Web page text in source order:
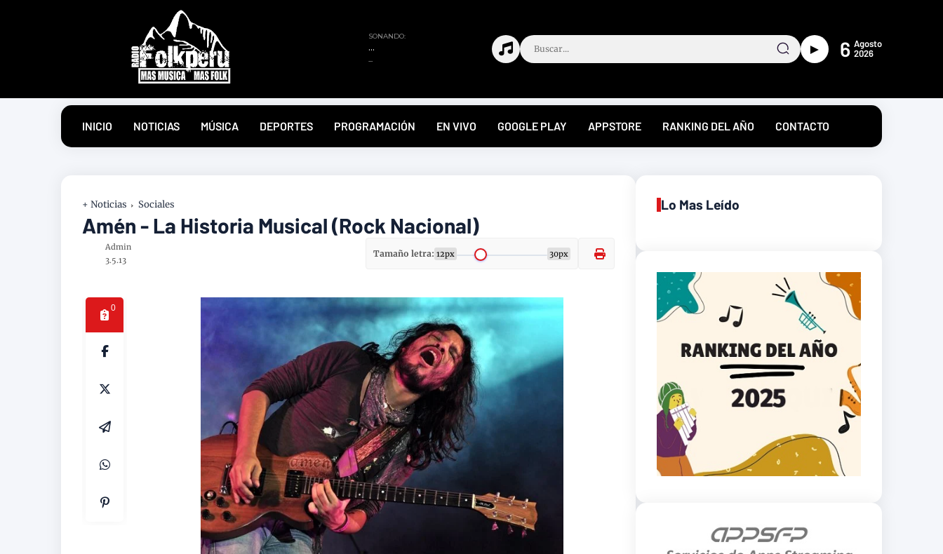
► 6 Agosto
2026
INICIO NOTICIAS MÚSICA DEPORTES PROGRAMACIÓN EN VIVO GOOGLE PLAY APPSTORE RANKING DEL AÑO CONTACTO
+ Noticias Sociales
Amén - La Historia Musical (Rock Nacional)
Admin
3.5.13
Tamaño letra: 12px 30px
0
Lo Mas Leído